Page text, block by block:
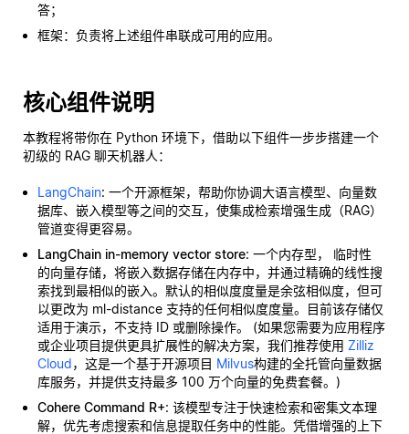
答；
框架：负责将上述组件串联成可用的应用。
核心组件说明
本教程将带你在 Python 环境下，借助以下组件一步步搭建一个
初级的 RAG 聊天机器人：
LangChain: 一个开源框架，帮助你协调大语言模型、向量数
据库、嵌入模型等之间的交互，使集成检索增强生成（RAG）
管道变得更容易。
LangChain in-memory vector store: 一个内存型， 临时性
的向量存储，将嵌入数据存储在内存中，并通过精确的线性搜
索找到最相似的嵌入。默认的相似度度量是余弦相似度，但可
以更改为 ml-distance 支持的任何相似度度量。目前该存储仅
适用于演示，不支持 ID 或删除操作。 (如果您需要为应用程序
或企业项目提供更具扩展性的解决方案，我们推荐使用 Zilliz
Cloud，这是一个基于开源项目 Milvus构建的全托管向量数据
库服务，并提供支持最多 100 万个向量的免费套餐。)
Cohere Command R+: 该模型专注于快速检索和密集文本理
解，优先考虑搜索和信息提取任务中的性能。凭借增强的上下